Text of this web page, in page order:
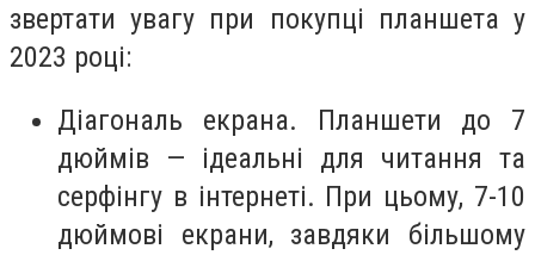
звертати увагу при покупці планшета у
2023 році:
Діагональ екрана. Планшети до 7
дюймів — ідеальні для читання та
серфінгу в інтернеті. При цьому, 7-10
дюймові екрани, завдяки більшому